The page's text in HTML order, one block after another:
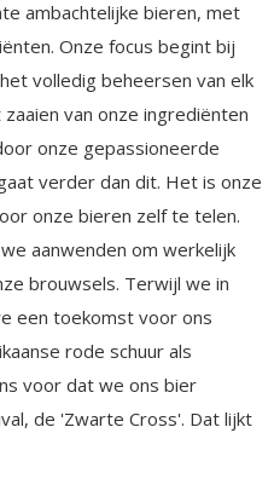
ambachtelijke bieren, met
Onze focus begint bij
volledig beheersen van elk
van onze ingrediënten
onze gepassioneerde
verder dan dit. Het is onze
onze bieren zelf te telen.
aanwenden om werkelijk
brouwsels. Terwijl we in
een toekomst voor ons
rode schuur als
voor dat we ons bier
de 'Zwarte Cross'. Dat lijkt